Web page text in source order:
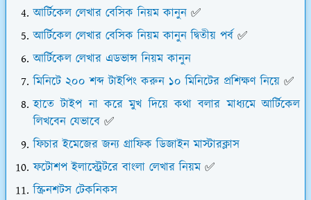
আর্টিকেল লেখার বেসিক নিয়ম কানুন ✅
আর্টিকেল লেখার বেসিক নিয়ম কানুন দ্বিতীয় পর্ব ✅
আর্টিকেল লেখার এডভান্স নিয়ম কানুন
মিনিটে ২০০ শব্দ টাইপিং করুন ১০ মিনিটের প্রশিক্ষণ নিয়ে ✅
হাতে টাইপ না করে মুখ দিয়ে কথা বলার মাধ্যমে আর্টিকেল
লিখবেন যেভাবে ✅
ফিচার ইমেজের জন্য গ্রাফিক ডিজাইন মাস্টারক্লাস
ফটোশপ ইলাস্ট্রেটরে বাংলা লেখার নিয়ম ✅
স্ক্রিনশটস টেকনিকস